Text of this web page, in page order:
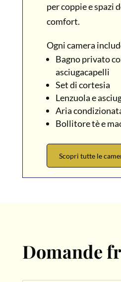
per coppie e spazi
comfort.
Ogni camera
Bagno privato
asciugacapelli
Set di cortesia
Lenzuola e
Aria
Bollitore tè e
Scopri tutte le
Domande